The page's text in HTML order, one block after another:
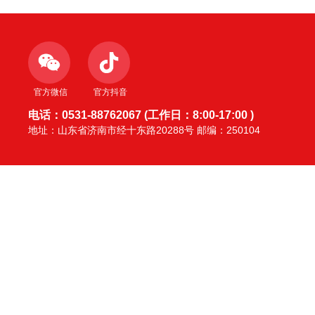
官方微信 官方抖音
电话：0531-88762067 (工作日：8:00-17:00 )
地址：山东省济南市经十东路20288号 邮编：250104